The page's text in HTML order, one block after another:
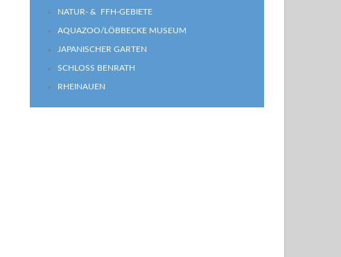
NATUR- & FFH-GEBIETE
AQUAZOO/LÖBBECKE MUSEUM
JAPANISCHER GARTEN
SCHLOSS BENRATH
RHEINAUEN